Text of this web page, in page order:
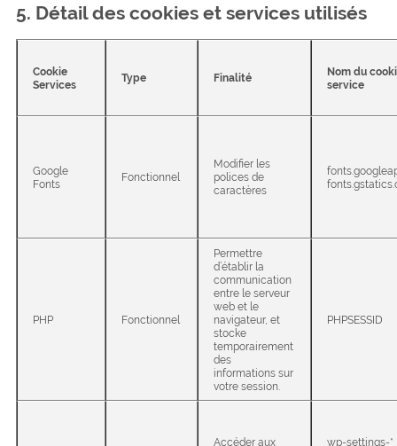
5. Détail des cookies et services utilisés
Cookie
Services
Type Finalité
Nom du
service
Google
Fonts
Fonctionnel
Modifier les
polices de
caractères
PHP Fonctionnel
Permettre
d’établir la
communication
entre le serveur
web et le
navigateur, et
stocke
temporairement
des
informations sur
votre session.
PHPSESSID
Accéder aux wp-settings-*